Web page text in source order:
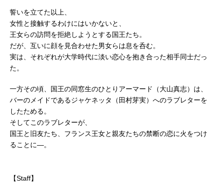
誓いを立てた以上、
女性と接触するわけにはいかないと、
王女らの訪問を拒絶しようとする国王たち。
だが、互いに顔を見合わせた男女らは息を呑む。
実は、それぞれが大学時代に淡い恋心を抱き合った相手同士だっ
た。
一方その頃、国王の同窓生のひとりアーマード（大山真志）は、
バーのメイドであるジャケネッタ（田村芽実）へのラブレターを
したためる。
そしてこのラブレターが、
国王と旧友たち、フランス王女と親友たちの禁断の恋に火をつけ
ることに―。
【Staff】